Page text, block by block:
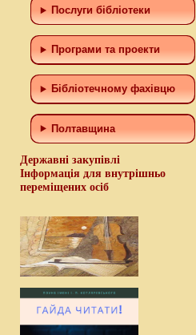
Послуги бібліотеки
Програми та проекти
Бiблiотечному фахiвцю
Полтавщина
Державні закупівлі
Інформація для внутрішньо
переміщених осіб